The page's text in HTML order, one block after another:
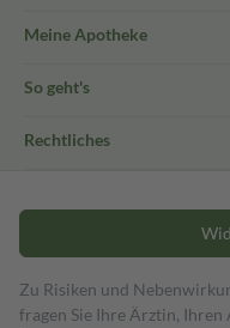
Meine Apotheke
So geht's
Rechtliches
Zu Risiken und
fragen Sie Ihre Ärztin,